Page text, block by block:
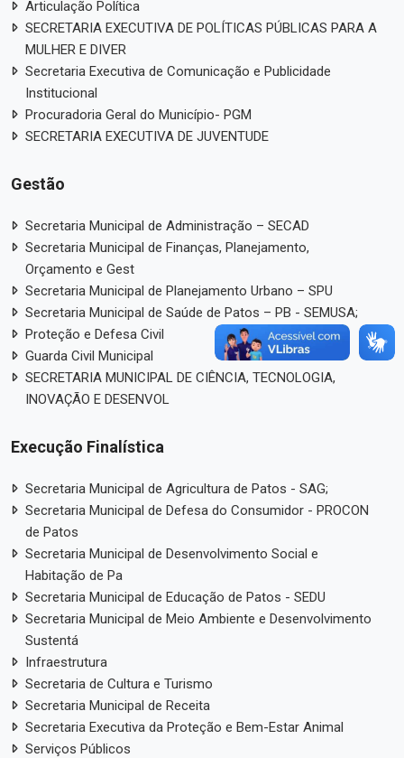
Articulação Política
SECRETARIA EXECUTIVA DE POLÍTICAS PÚBLICAS PARA A
MULHER E DIVER
Secretaria Executiva de Comunicação e Publicidade
Institucional
Procuradoria Geral do Município- PGM
SECRETARIA EXECUTIVA DE JUVENTUDE
Gestão
Secretaria Municipal de Administração – SECAD
Secretaria Municipal de Finanças, Planejamento,
Orçamento e Gest
Secretaria Municipal de Planejamento Urbano – SPU
Secretaria Municipal de Saúde de Patos – PB - SEMUSA;
Proteção e Defesa Civil
Guarda Civil Municipal
SECRETARIA MUNICIPAL DE CIÊNCIA, TECNOLOGIA,
INOVAÇÃO E DESENVOL
Execução Finalística
Secretaria Municipal de Agricultura de Patos - SAG;
Secretaria Municipal de Defesa do Consumidor - PROCON
de Patos
Secretaria Municipal de Desenvolvimento Social e
Habitação de Pa
Secretaria Municipal de Educação de Patos - SEDU
Secretaria Municipal de Meio Ambiente e Desenvolvimento
Sustentá
Infraestrutura
Secretaria de Cultura e Turismo
Secretaria Municipal de Receita
Secretaria Executiva da Proteção e Bem-Estar Animal
Serviços Públicos